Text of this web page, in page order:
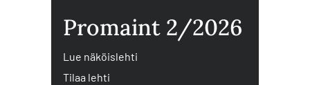
Promaint 2/2026
Lue näköislehti
Tilaa lehti